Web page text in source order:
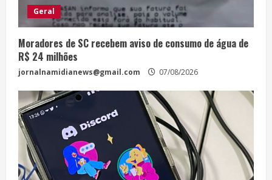
Geral
Moradores de SC recebem aviso de consumo de água de
R$ 24 milhões
jornalnamidianews@gmail.com 07/08/2026